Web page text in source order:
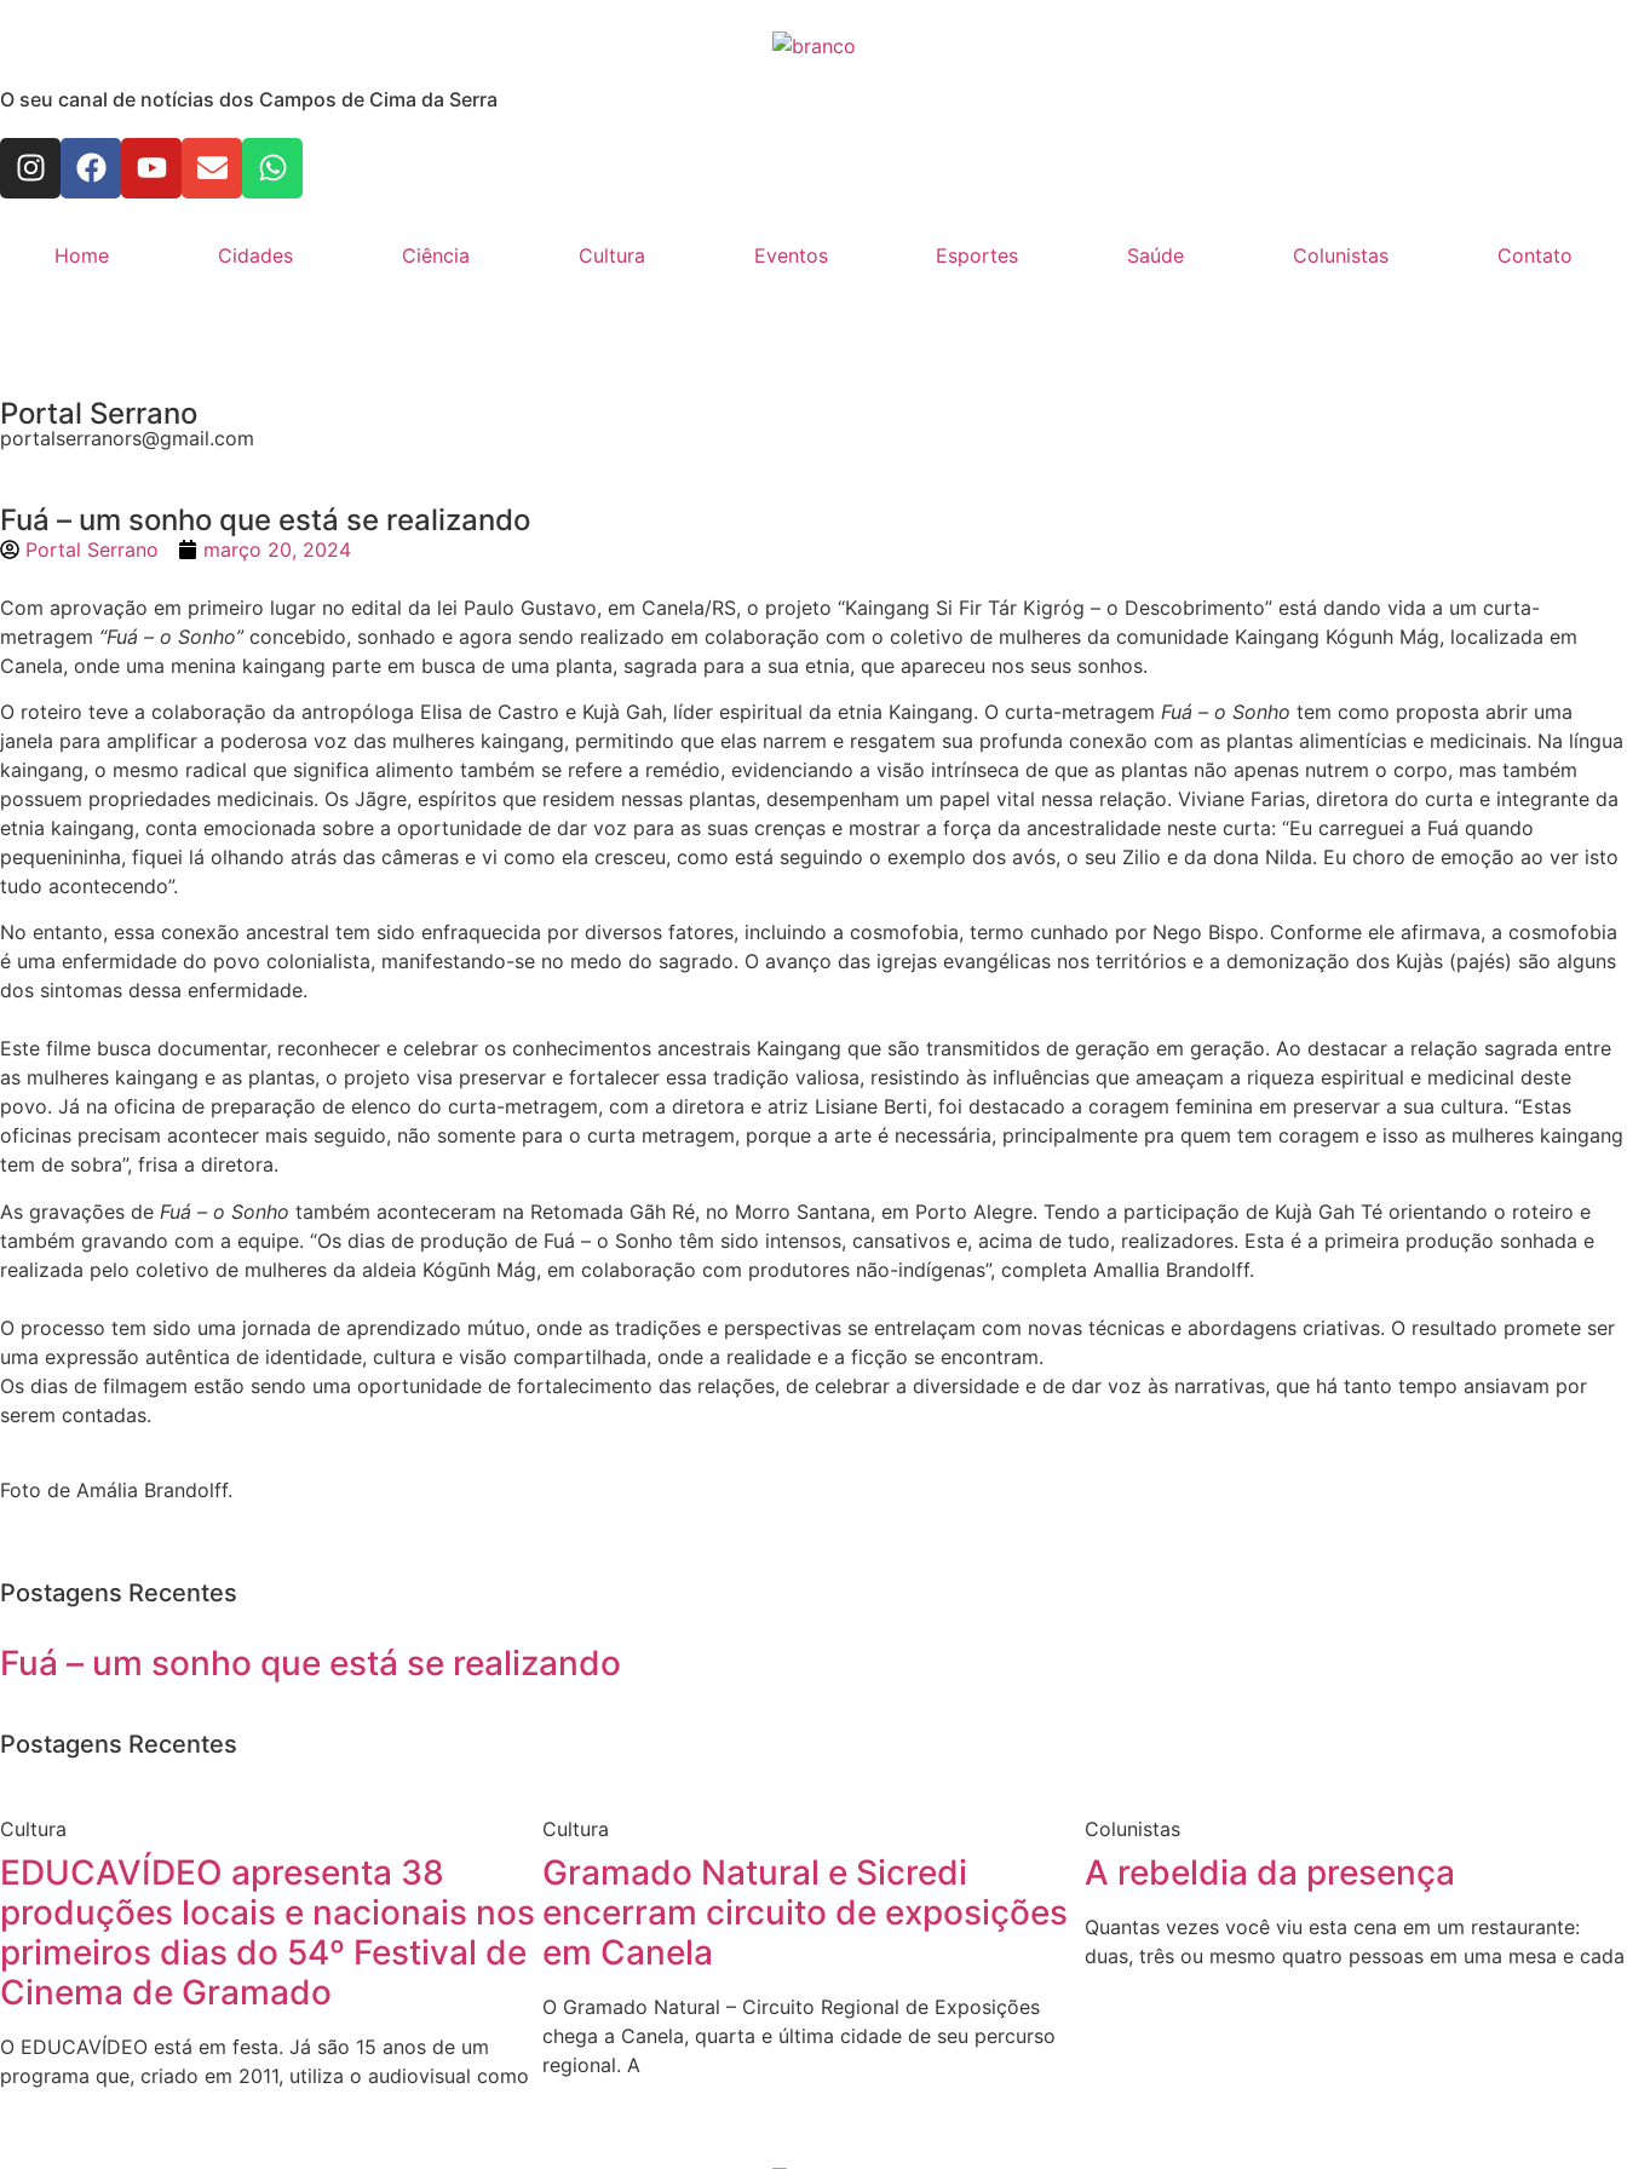
O seu canal de notícias dos Campos de Cima da Serra
Home Cidades Ciência Cultura Eventos Esportes Saúde Colunistas Contato
Portal Serrano
portalserranors@gmail.com
Fuá – um sonho que está se realizando
Portal Serrano março 20, 2024
Com aprovação em primeiro lugar no edital da lei Paulo Gustavo, em Canela/RS, o projeto “Kaingang Si Fir Tár Kigróg – o Descobrimento” está dando vida a um curta-
metragem “Fuá – o Sonho”concebido, sonhado e agora sendo realizado em colaboração com o coletivo de mulheres da comunidade Kaingang Kógunh Mág, localizada em
Canela, onde uma menina kaingang parte em busca de uma planta, sagrada para a sua etnia, que apareceu nos seus sonhos.
O roteiro teve a colaboração da antropóloga Elisa de Castro e Kujà Gah, líder espiritual da etnia Kaingang. O curta-metragem Fuá – o Sonho tem como proposta abrir uma
janela para amplificar a poderosa voz das mulheres kaingang, permitindo que elas narrem e resgatem sua profunda conexão com as plantas alimentícias e medicinais. Na língua
kaingang, o mesmo radical que significa alimento também se refere a remédio, evidenciando a visão intrínseca de que as plantas não apenas nutrem o corpo, mas também
possuem propriedades medicinais. Os Jãgre, espíritos que residem nessas plantas, desempenham um papel vital nessa relação. Viviane Farias, diretora do curta e integrante da
etnia kaingang, conta emocionada sobre a oportunidade de dar voz para as suas crenças e mostrar a força da ancestralidade neste curta: “Eu carreguei a Fuá quando
pequenininha, fiquei lá olhando atrás das câmeras e vi como ela cresceu, como está seguindo o exemplo dos avós, o seu Zilio e da dona Nilda. Eu choro de emoção ao ver isto
tudo acontecendo”.
No entanto, essa conexão ancestral tem sido enfraquecida por diversos fatores, incluindo a cosmofobia, termo cunhado por Nego Bispo. Conforme ele afirmava, a cosmofobia
é uma enfermidade do povo colonialista, manifestando-se no medo do sagrado. O avanço das igrejas evangélicas nos territórios e a demonização dos Kujàs (pajés) são alguns
dos sintomas dessa enfermidade.
Este filme busca documentar, reconhecer e celebrar os conhecimentos ancestrais Kaingang que são transmitidos de geração em geração. Ao destacar a relação sagrada entre
as mulheres kaingang e as plantas, o projeto visa preservar e fortalecer essa tradição valiosa, resistindo às influências que ameaçam a riqueza espiritual e medicinal deste
povo. Já na oficina de preparação de elenco do curta-metragem, com a diretora e atriz Lisiane Berti, foi destacado a coragem feminina em preservar a sua cultura. “Estas
oficinas precisam acontecer mais seguido, não somente para o curta metragem, porque a arte é necessária, principalmente pra quem tem coragem e isso as mulheres kaingang
tem de sobra”, frisa a diretora.
As gravações de Fuá – o Sonho também aconteceram na Retomada Gãh Ré, no Morro Santana, em Porto Alegre. Tendo a participação de Kujà Gah Té orientando o roteiro e
também gravando com a equipe. “Os dias de produção de Fuá – o Sonho têm sido intensos, cansativos e, acima de tudo, realizadores. Esta é a primeira produção sonhada e
realizada pelo coletivo de mulheres da aldeia Kógūnh Mág, em colaboração com produtores não-indígenas”, completa Amallia Brandolff.
O processo tem sido uma jornada de aprendizado mútuo, onde as tradições e perspectivas se entrelaçam com novas técnicas e abordagens criativas. O resultado promete ser
uma expressão autêntica de identidade, cultura e visão compartilhada, onde a realidade e a ficção se encontram.
Os dias de filmagem estão sendo uma oportunidade de fortalecimento das relações, de celebrar a diversidade e de dar voz às narrativas, que há tanto tempo ansiavam por
serem contadas.
Foto de Amália Brandolff.
Postagens Recentes
Fuá – um sonho que está se realizando
Postagens Recentes
Cultura
EDUCAVÍDEO apresenta 38
produções locais e nacionais nos
primeiros dias do 54º Festival de
Cinema de Gramado
O EDUCAVÍDEO está em festa. Já são 15 anos de um
programa que, criado em 2011, utiliza o audiovisual como
Cultura
Gramado Natural e Sicredi
encerram circuito de exposições
em Canela
O Gramado Natural – Circuito Regional de Exposições
chega a Canela, quarta e última cidade de seu percurso
regional. A
Colunistas
A rebeldia da presença
Quantas vezes você viu esta cena em um restaurante:
duas, três ou mesmo quatro pessoas em uma mesa e cada